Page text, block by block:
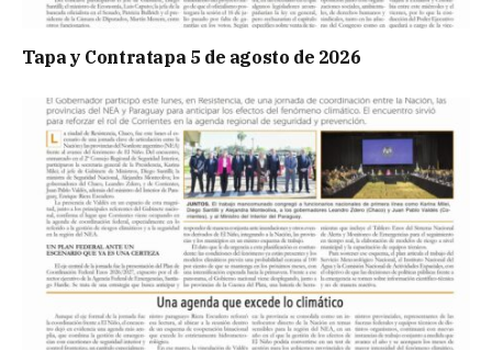
Tapa y Contratapa 5 de agosto de 2026